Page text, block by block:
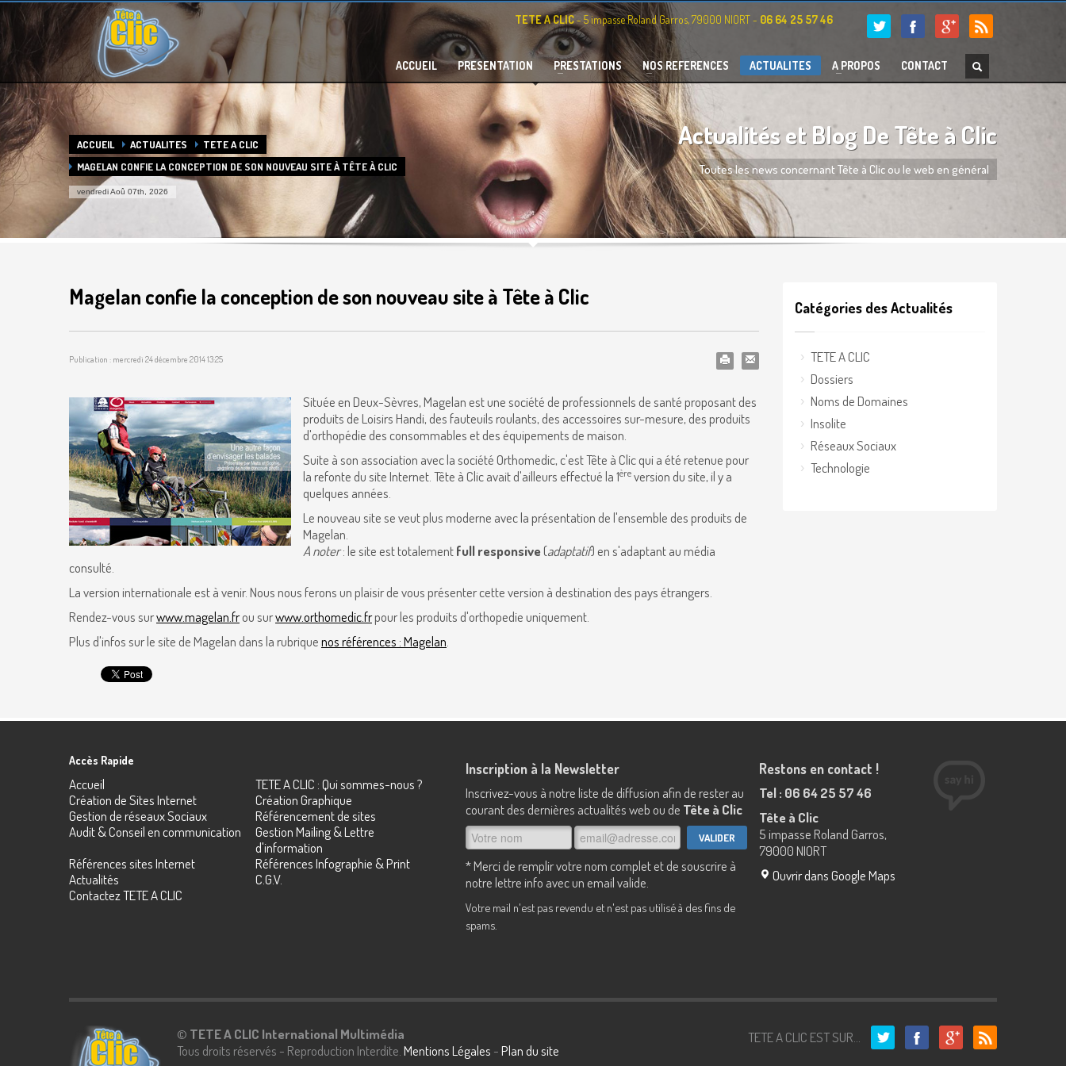
HEURES D'OUVERTURE
Horaires de contact :
Du Lundi au Vendredi :
9h à 12h - 14h à 17:30
Agrandir la carte
TETE A CLIC- 5 impasse Roland Garros, 79000 NIORT - 06 64 25 57 46
ACCUEIL PRESENTATION PRESTATIONS NOS REFERENCES ACTUALITES A PROPOS CONTACT
ACCUEIL ACTUALITES
TETE A CLIC
MAGELAN CONFIE LA CONCEPTION DE SON NOUVEAU SITE À TÊTE À CLIC
vendredi Aoû 07th, 2026
Actualités et Blog De Tête à Clic
Toutes les news concernant Tête à Clic ou le web en général
Magelan confie la conception de son nouveau site à Tête à Clic
Publication : mercredi 24 décembre 2014 13:25
Située en Deux-Sèvres, Magelan est une société de professionnels de santé proposant des
produits de Loisirs Handi, des fauteuils roulants, des accessoires sur-mesure, des produits
d'orthopédie des consommables et des équipements de maison.
Suite à son association avec la société Orthomedic, c'est Tête à Clic qui a été retenue pour
la refonte du site Internet. Tête à Clic avait d'ailleurs effectué la 1èreversion du site, il y a
quelques années.
Le nouveau site se veut plus moderne avec la présentation de l'ensemble des produits de
Magelan.
A noter: le site est totalementfull responsive(adaptatif) en s'adaptant au média
consulté.
La version internationale est à venir. Nous nous ferons un plaisir de vous présenter cette version à destination des pays étrangers.
Rendez-vous surwww.magelan.frou surwww.orthomedic.frpour les produits d'orthopedie uniquement.
Plus d'infos sur le site de Magelan dans la rubriquenos références : Magelan
Catégories des Actualités
TETE A CLIC
Dossiers
Noms de Domaines
Insolite
Réseaux Sociaux
Technologie
Accès Rapide
Accueil
TETE A CLIC : Qui sommes-nous ?
Création de Sites Internet
Création Graphique
Gestion de réseaux Sociaux
Référencement de sites
Audit & Conseil en communication
Gestion Mailing & Lettre
d'information
Références sites Internet
Références Infographie & Print
Actualités
C.G.V.
Contactez TETE A CLIC
Inscription à la Newsletter
Inscrivez-vous à notre liste de diffusion afin de rester au
courant des dernières actualités web ou de Tête à Clic
* Merci de remplir votre nom complet et de souscrire à
notre lettre info avec un email valide.
Votre mail n'est pas revendu et n'est pas utilisé à des fins de
spams.
Restons en contact !
Tel : 06 64 25 57 46
Tête à Clic
5 impasse Roland Garros,
79000 NIORT
Ouvrir dans Google Maps
TETE A CLIC EST SUR...
© TETE A CLIC International Multimédia
Tous droits réservés - Reproduction Interdite. Mentions Légales -Plan du site